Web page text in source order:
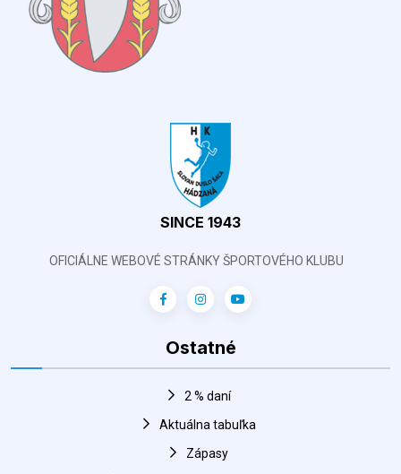
SINCE 1943
OFICIÁLNE WEBOVÉ STRÁNKY ŠPORTOVÉHO KLUBU
Ostatné
2 % daní
Aktuálna tabuľka
Zápasy